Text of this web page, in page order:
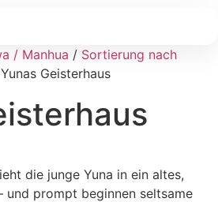
/ Manhua / Sortierung nach
Geisterhaus
die junge Yuna in ein altes,
und prompt beginnen seltsame